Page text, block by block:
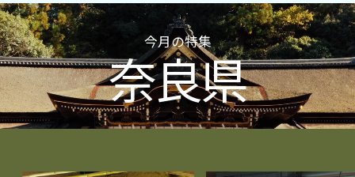
今月の特集
奈良県